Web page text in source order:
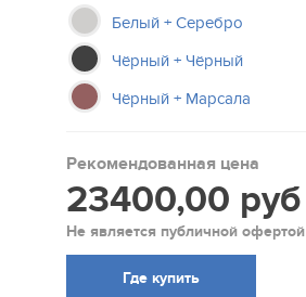
Белый + Серебро
Чёрный + Чёрный
Чёрный + Марсала
Рекомендованная цена
23400,00 руб
Не является публичной офертой
Где купить